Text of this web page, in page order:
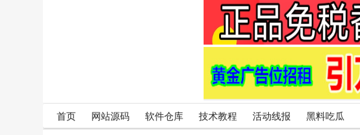
首页 网站源码 软件仓库 技术教程 活动线报 黑料吃瓜